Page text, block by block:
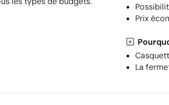
Prix
La